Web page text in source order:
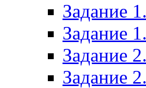
Задание
Задание
Задание
Задание